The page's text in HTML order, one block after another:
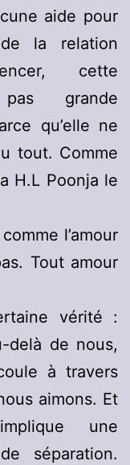
aide pour
la relation
cette
pas grande
qu’elle ne
tout. Comme
H.L Poonja le
l’amour
Tout amour
vérité :
delà de nous,
à travers
aimons. Et
une
séparation.